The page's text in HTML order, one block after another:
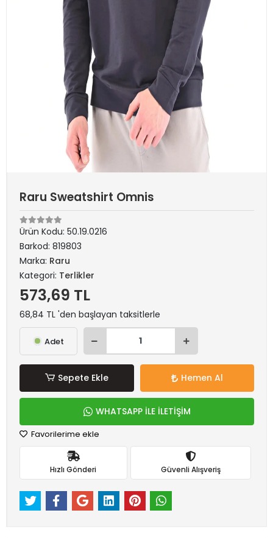
Raru Sweatshirt Omnis
Ürün Kodu: 50.19.0216
Barkod: 819803
Marka: Raru
Kategori: Terlikler
573,69 TL
68,84 TL 'den başlayan taksitlerle
Adet
Sepete Ekle Hemen Al
WHATSAPP İLE İLETİŞİM
Favorilerime ekle
Hızlı Gönderi Güvenli Alışveriş